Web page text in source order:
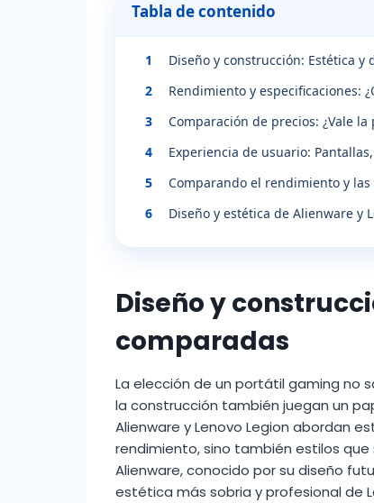
Tabla de contenido
1
Diseño y construcción: Estética
2
Rendimiento y especificaciones:
3
Comparación de precios: ¿Vale
4
Experiencia de usuario:
5
Comparando el rendimiento y las
6
Diseño y estética de Alienware y
Diseño y
comparadas
La elección de un portátil gaming no
la construcción también juegan un
Alienware y Lenovo Legion abordan
rendimiento, sino también estilos
Alienware, conocido por su diseño
estética más sobria y profesional de